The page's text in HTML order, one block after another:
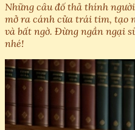
Những câu đố thả thính
mở ra cánh cửa trái tim, tạo
và bất ngờ. Đừng ngần ngại
nhé!